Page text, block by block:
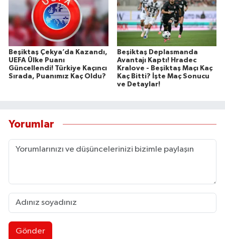
Beşiktaş Çekya’da Kazandı,
UEFA Ülke Puanı
Güncellendi! Türkiye Kaçıncı
Sırada, Puanımız Kaç Oldu?
Beşiktaş Deplasmanda
Avantajı Kaptı! Hradec
Kralove - Beşiktaş Maçı Kaç
Kaç Bitti? İşte Maç Sonucu
ve Detaylar!
Yorumlar
Gönder